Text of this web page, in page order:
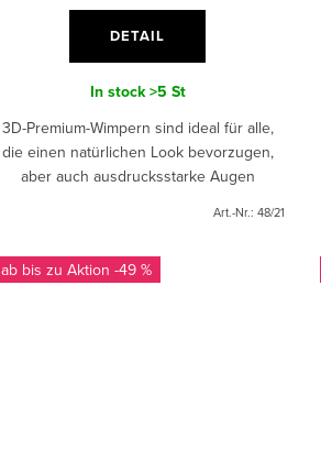
DETAIL
In stock>5 St
3D-Premium-Wimpern sind ideal für alle,
die einen natürlichen Look bevorzugen,
aber auch ausdrucksstarke Augen
Art.-Nr.: 48/21
ab bis zu -49 %